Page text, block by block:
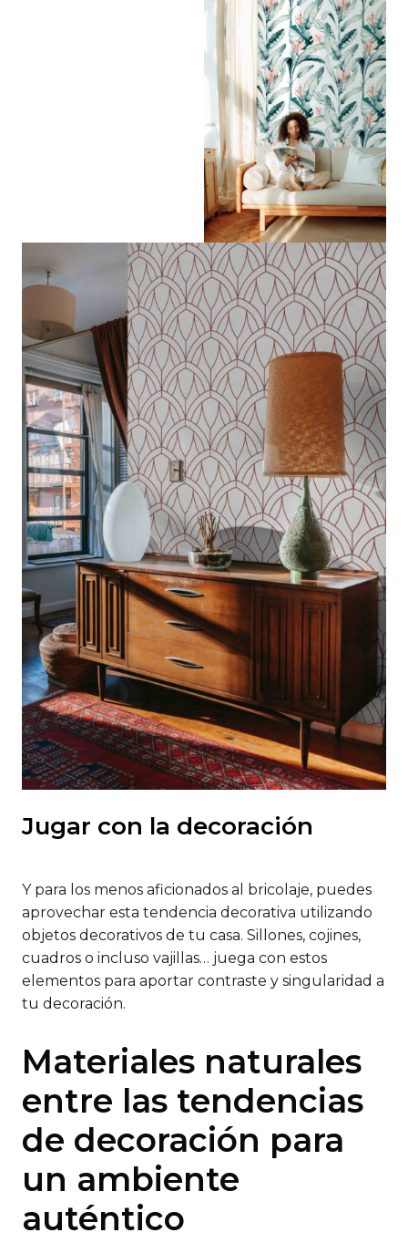
Jugar con la decoración
Y para los menos aficionados al bricolaje, puedes
aprovechar esta tendencia decorativa utilizando
objetos decorativos de tu casa. Sillones, cojines,
cuadros o incluso vajillas… juega con estos
elementos para aportar contraste y singularidad a
tu decoración.
Materiales naturales
entre las tendencias
de decoración para
un ambiente
auténtico